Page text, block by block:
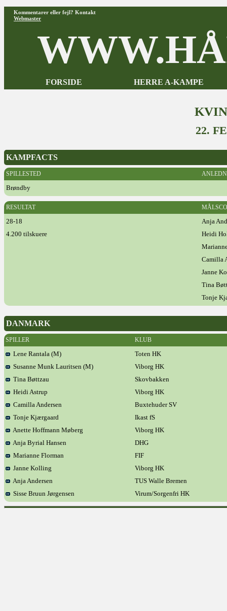
Kommentarer eller fejl? Kontakt
Webmaster
FORSIDE HERRE A-KAMPE
22.
KAMPFACTS
SPILLESTED
Brøndby
RESULTAT
28-18
Anja
4.200 tilskuere
Heidi
Camilla
Janne
Tina
Tonje
DANMARK
SPILLER KLUB
Lene Rantala (M)
Toten HK
Susanne Munk Lauritsen (M)
Viborg HK
Tina Bøttzau
Skovbakken
Heidi Astrup
Viborg HK
Camilla Andersen
Buxtehuder SV
Tonje Kjærgaard
Ikast fS
Anette Hoffmann Møberg
Viborg HK
Anja Byrial Hansen
DHG
Marianne Florman
FIF
Janne Kolling
Viborg HK
Anja Andersen
TUS Walle Bremen
Sisse Bruun Jørgensen
Virum/Sorgenfri HK